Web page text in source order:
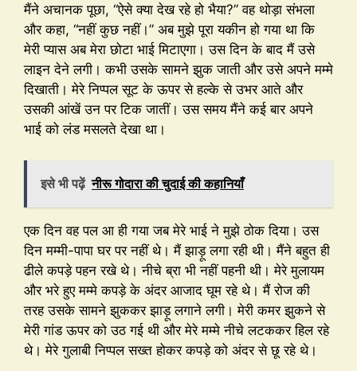
मैंने अचानक पूछा, “ऐसे क्या देख रहे हो भैया?” वह थोड़ा संभला
और कहा, “नहीं कुछ नहीं।” अब मुझे पूरा यकीन हो गया था कि
मेरी प्यास अब मेरा छोटा भाई मिटाएगा। उस दिन के बाद मैं उसे
लाइन देने लगी। कभी उसके सामने झुक जाती और उसे अपने मम्मे
दिखाती। मेरे निप्पल सूट के ऊपर से हल्के से उभर आते और
उसकी आंखें उन पर टिक जातीं। उस समय मैंने कई बार अपने
भाई को लंड मसलते देखा था।
इसे भी पढ़ें नीरू गोदारा की चुदाई की कहानियाँ
एक दिन वह पल आ ही गया जब मेरे भाई ने मुझे ठोक दिया। उस
दिन मम्मी-पापा घर पर नहीं थे। मैं झाड़ू लगा रही थी। मैंने बहुत ही
ढीले कपड़े पहन रखे थे। नीचे ब्रा भी नहीं पहनी थी। मेरे मुलायम
और भरे हुए मम्मे कपड़े के अंदर आजाद घूम रहे थे। मैं रोज की
तरह उसके सामने झुककर झाड़ू लगाने लगी। मेरी कमर झुकने से
मेरी गांड ऊपर को उठ गई थी और मेरे मम्मे नीचे लटककर हिल रहे
थे। मेरे गुलाबी निप्पल सख्त होकर कपड़े को अंदर से छू रहे थे।